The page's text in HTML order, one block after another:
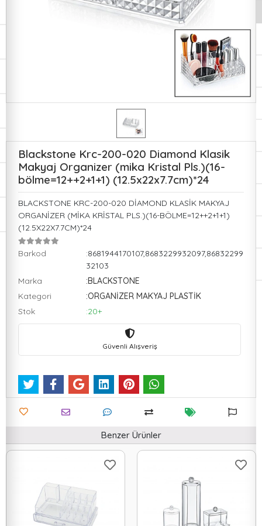
Blackstone Krc-200-020 Diamond Klasik
Makyaj Organizer (mika Kristal Pls.)(16-
bölme=12++2+1+1) (12.5x22x7.7cm)*24
BLACKSTONE KRC-200-020 DİAMOND KLASİK MAKYAJ
ORGANİZER (MİKA KRİSTAL PLS.)(16-BÖLME=12++2+1+1)
(12.5X22X7.7CM)*24
Barkod
:8681944170107,8683229932097,86832299
32103
Marka
:BLACKSTONE
Kategori
:ORGANİZER MAKYAJ PLASTİK
Stok
:20+
Güvenli Alışveriş
Benzer Ürünler